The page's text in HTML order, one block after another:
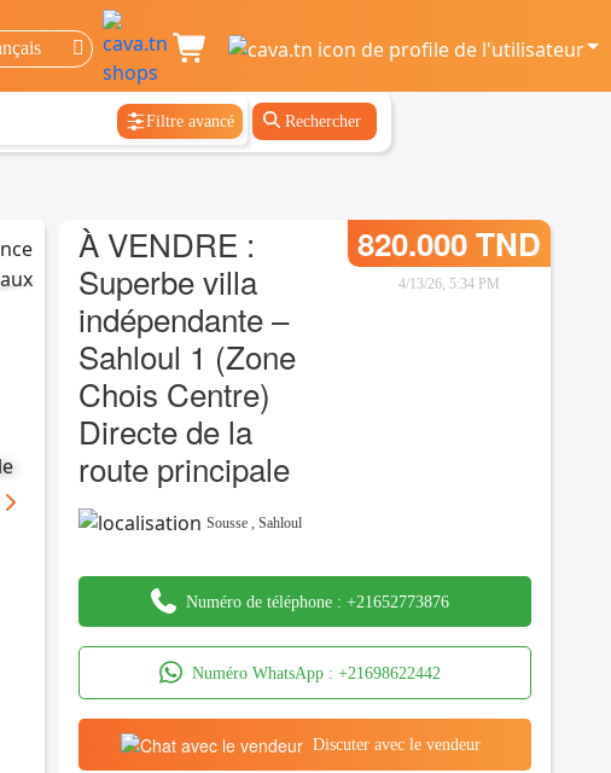
Filtre avancé Rechercher
À VENDRE :
Superbe villa
indépendante –
Sahloul 1 (Zone
Chois Centre)
Directe de la
route principale
820.000 TND
4/13/26, 5:34 PM
Sousse ,Sahloul
Numéro de téléphone :+21652773876
Numéro WhatsApp : +21698622442
Discuter avec le vendeur